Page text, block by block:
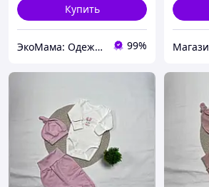
Купить
ЭкоМама: Одежда для беременных, белье для кормящих, сумка в роддом, одежда для новорожденных 99%